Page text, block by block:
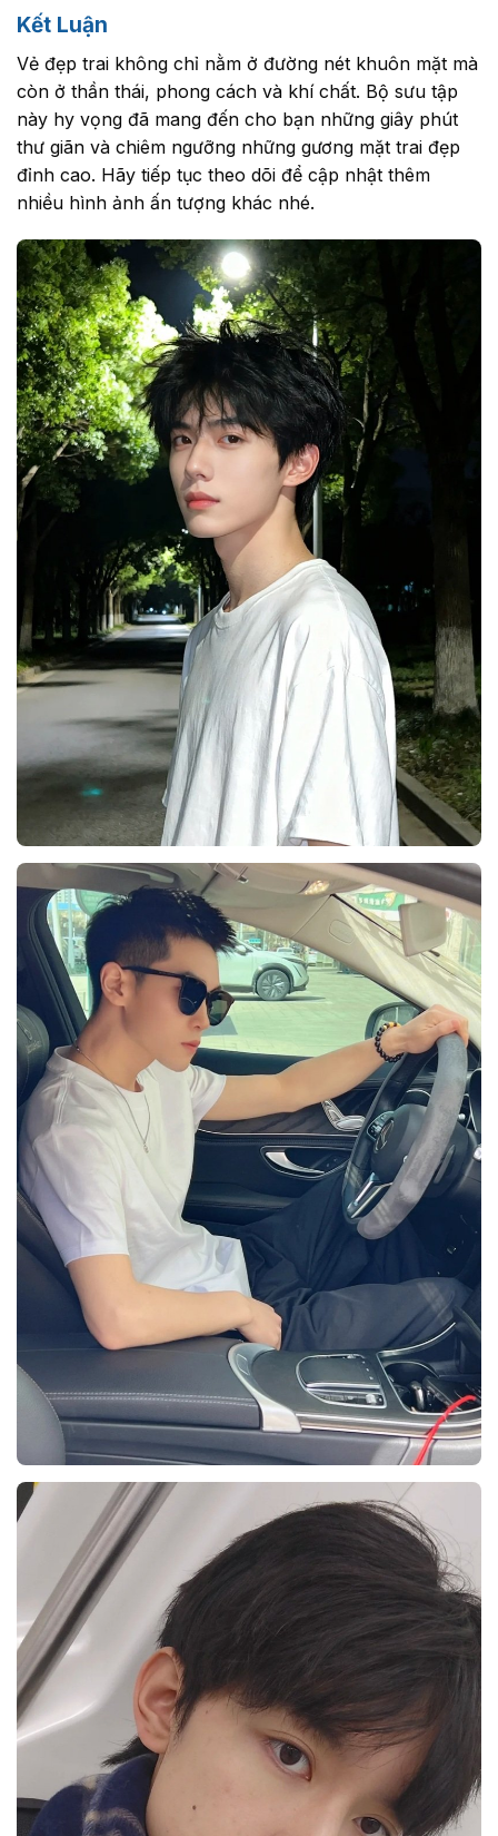
Kết Luận
Vẻ đẹp trai không chỉ nằm ở đường nét khuôn mặt mà
còn ở thần thái, phong cách và khí chất. Bộ sưu tập
này hy vọng đã mang đến cho bạn những giây phút
thư giãn và chiêm ngưỡng những gương mặt trai đẹp
đỉnh cao. Hãy tiếp tục theo dõi để cập nhật thêm
nhiều hình ảnh ấn tượng khác nhé.